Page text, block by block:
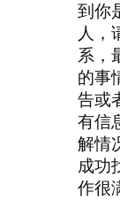
到你
人，
系，
的事
告或
有信
解情
成功
作很